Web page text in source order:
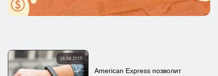
16.04.2015
American Express позволит